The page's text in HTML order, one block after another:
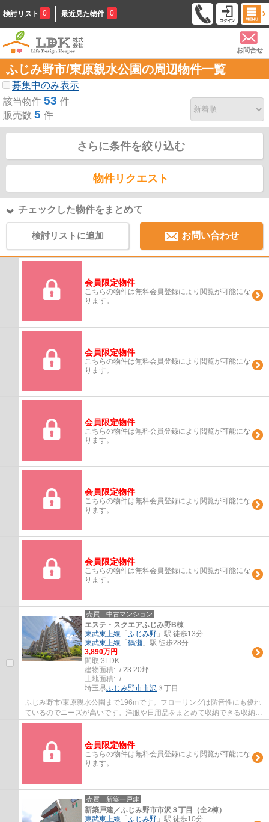
検討リスト 0 最近見た物件 0
お問合せ
ふじみ野市/東原親水公園の周辺物件一覧
募集中のみ表示
該当物件 53 件
販売数 5 件
さらに条件を絞り込む
物件リクエスト
チェックした物件をまとめて
検討リストに追加 お問い合わせ
会員限定物件
こちらの物件は無料会員登録により閲覧が可能にな
ります。
会員限定物件
こちらの物件は無料会員登録により閲覧が可能にな
ります。
会員限定物件
こちらの物件は無料会員登録により閲覧が可能にな
ります。
会員限定物件
こちらの物件は無料会員登録により閲覧が可能にな
ります。
会員限定物件
こちらの物件は無料会員登録により閲覧が可能にな
ります。
売買｜中古マンション
エステ・スクエアふじみ野B棟
東武東上線 「 ふじみ野 」駅 徒歩13分
東武東上線 「 鶴瀬 」駅 徒歩28分
3,890万円
間取:3LDK
建物面積:- / 23.20坪
土地面積:- / -
埼玉県ふじみ野市市沢 ３丁目
ふじみ野市/東原親水公園まで196mです。フローリングは防音性にも優れ
ているのでニーズが高いです。洋服や日用品をまとめて収納できる収納棚
がついた物件です。ニーズの高い設備である...
会員限定物件
こちらの物件は無料会員登録により閲覧が可能にな
ります。
売買｜新築一戸建
新築戸建／ふじみ野市市沢３丁目（全2棟）
東武東上線 「 ふじみ野 」駅 徒歩10分